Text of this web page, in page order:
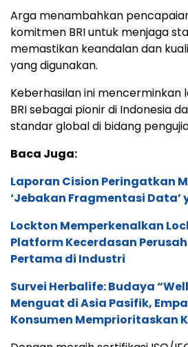
Arga menambahkan
komitmen BRI untuk menjaga
memastikan keandalan dan
yang digunakan.
Keberhasilan ini mencerminkan
BRI sebagai pionir di Indonesia
standar global di bidang
Baca Juga:
Laporan Cision Peringatkan
‘Jebakan Fragmentasi Data’
Lockton Memperkenalkan
Platform Kecerdasan
Pertama di Industri
Survei Herbalife: Budaya
Menguat di Asia Pasifik,
Konsumen Memprioritaskan